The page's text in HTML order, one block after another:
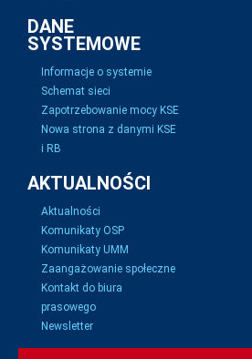
DANE
SYSTEMOWE
Informacje o systemie
Schemat sieci
Zapotrzebowanie mocy KSE
Nowa strona z danymi KSE
i RB
AKTUALNOŚCI
Aktualności
Komunikaty OSP
Komunikaty UMM
Zaangażowanie społeczne
Kontakt do biura
prasowego
Newsletter